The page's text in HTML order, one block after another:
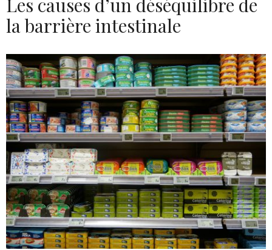
Les causes d’un déséquilibre de
la barrière intestinale